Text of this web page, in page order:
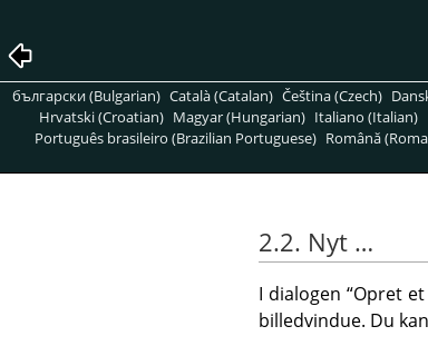
български (Bulgarian) Català (Catalan) Čeština (Czech)
Hrvatski (Croatian) Magyar (Hungarian) Italiano (Italian)
Português brasileiro (Brazilian Portuguese) Română
2.2. Nyt …
I dialogen“Opret
billedvindue. Du